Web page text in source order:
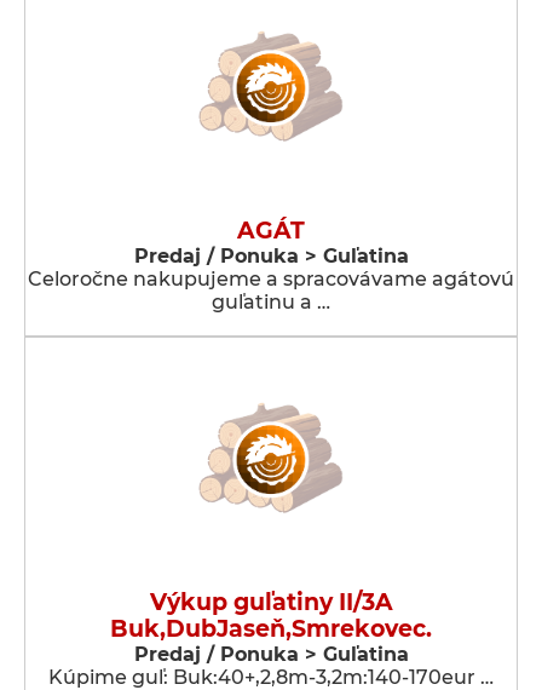
AGÁT
Predaj / Ponuka > Guľatina
Celoročne nakupujeme a spracovávame agátovú
guľatinu a …
Výkup guľatiny II/3A
Buk,DubJaseň,Smrekovec.
Predaj / Ponuka > Guľatina
Kúpime guľ: Buk:40+,2,8m-3,2m:140-170eur …